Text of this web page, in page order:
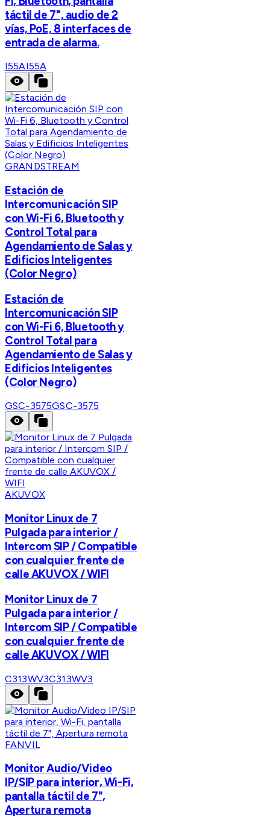
táctil de 7", audio de 2
vías, PoE, 8 interfaces de
entrada de alarma.
I55AI55A
GRANDSTREAM
Estación de
Intercomunicación SIP
con Wi-Fi 6, Bluetooth y
Control Total para
Agendamiento de Salas y
Edificios Inteligentes
(Color Negro)
Estación de
Intercomunicación SIP
con Wi-Fi 6, Bluetooth y
Control Total para
Agendamiento de Salas y
Edificios Inteligentes
(Color Negro)
GSC-3575GSC-3575
AKUVOX
Monitor Linux de 7
Pulgada para interior /
Intercom SIP / Compatible
con cualquier frente de
calle AKUVOX / WIFI
Monitor Linux de 7
Pulgada para interior /
Intercom SIP / Compatible
con cualquier frente de
calle AKUVOX / WIFI
C313WV3C313WV3
FANVIL
Monitor Audio/Video
IP/SIP para interior, Wi-Fi,
pantalla táctil de 7",
Apertura remota